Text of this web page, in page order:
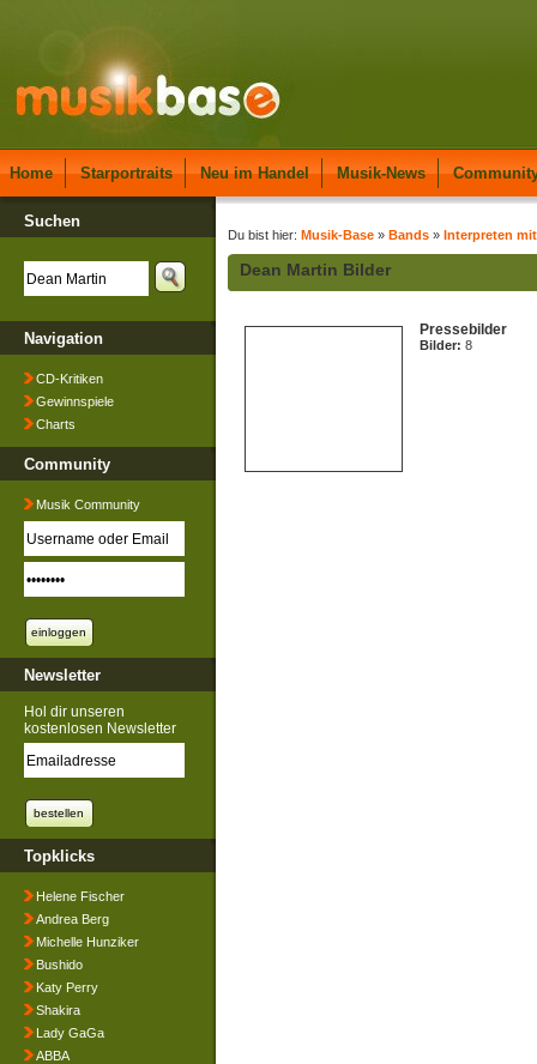
Home Starportraits Neu im Handel Musik-News
Suchen
Navigation
CD-Kritiken
Gewinnspiele
Charts
Community
Musik Community
Newsletter
Hol dir unseren
kostenlosen Newsletter
Topklicks
Helene Fischer
Andrea Berg
Michelle Hunziker
Bushido
Katy Perry
Shakira
Lady GaGa
ABBA
Du bist hier: Musik-Base » Bands » Interpreten
Dean Martin Bilder
Pressebilder
Bilder: 8